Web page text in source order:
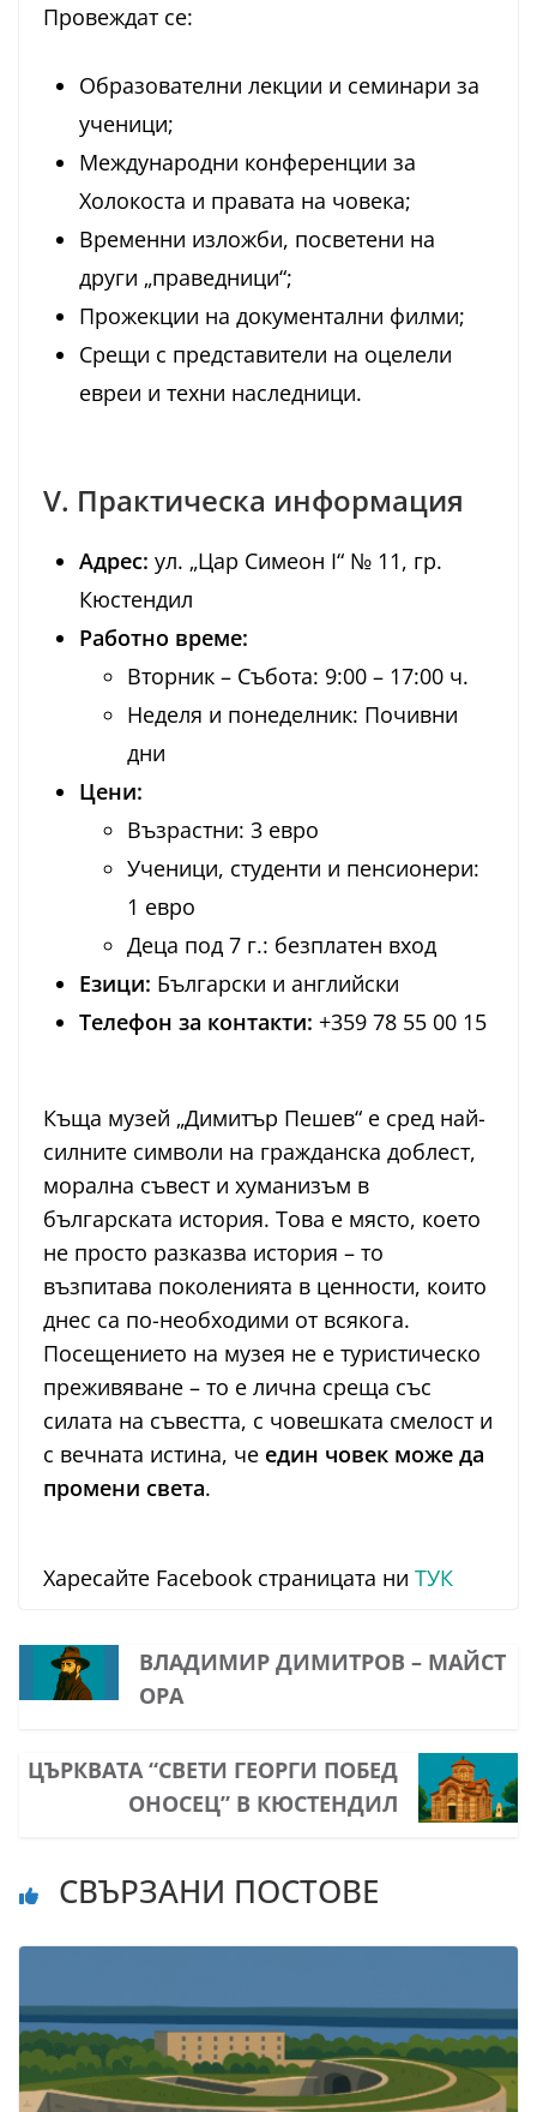
Провеждат се:
Образователни лекции и семинари за
ученици;
Международни конференции за
Холокоста и правата на човека;
Временни изложби, посветени на
други „праведници“;
Прожекции на документални филми;
Срещи с представители на оцелели
евреи и техни наследници.
V. Практическа информация
Адрес: ул. „Цар Симеон I“ № 11, гр.
Кюстендил
Работно време:
Вторник – Събота: 9:00 – 17:00 ч.
Неделя и понеделник: Почивни
дни
Цени:
Възрастни: 3 евро
Ученици, студенти и пенсионери:
1 евро
Деца под 7 г.: безплатен вход
Езици: Български и английски
Телефон за контакти: +359 78 55 00 15
Къща музей „Димитър Пешев“ е сред най-
силните символи на гражданска доблест,
морална съвест и хуманизъм в
българската история. Това е място, което
не просто разказва история – то
възпитава поколенията в ценности, които
днес са по-необходими от всякога.
Посещението на музея не е туристическо
преживяване – то е лична среща със
силата на съвестта, с човешката смелост и
с вечната истина, че един човек може да
промени света.
Харесайте Facebook страницата ни ТУК
ВЛАДИМИР ДИМИТРОВ – МАЙСТ
ОРА
ЦЪРКВАТА “СВЕТИ ГЕОРГИ ПОБЕД
ОНОСЕЦ” В КЮСТЕНДИЛ
СВЪРЗАНИ ПОСТОВЕ